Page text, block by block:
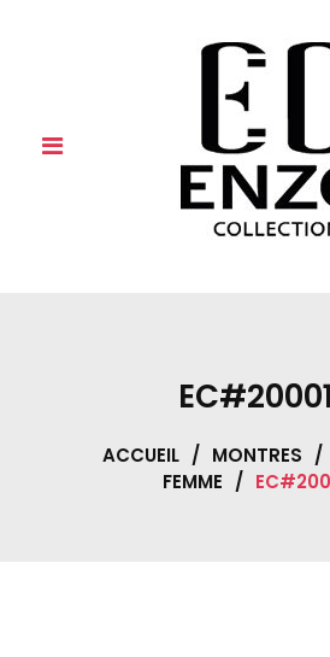
ACCUEIL / MONTRES /
FEMME /